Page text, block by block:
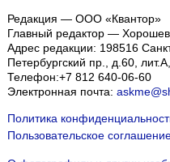
Редакция — ООО «Квантор»
Главный редактор —
Адрес редакции: 198516
Петербургский пр., д.60,
Телефон:+7 812 640-06-60
Электронная почта:
Политика
Пользовательское